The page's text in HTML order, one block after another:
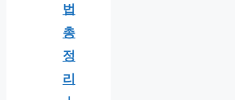
법
총
정
리